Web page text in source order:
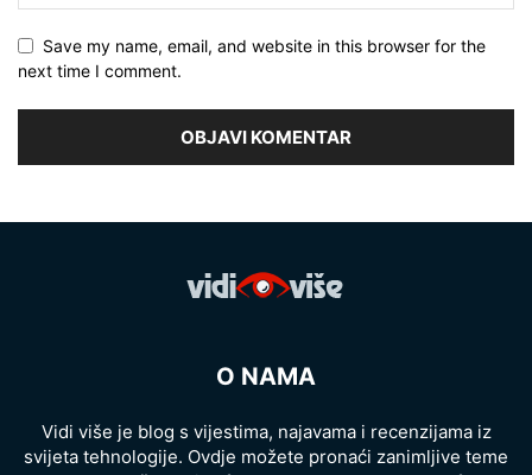
Save my name, email, and website in this browser for the
next time I comment.
O NAMA
Vidi više je blog s vijestima, najavama i recenzijama iz
svijeta tehnologije. Ovdje možete pronaći zanimljive teme